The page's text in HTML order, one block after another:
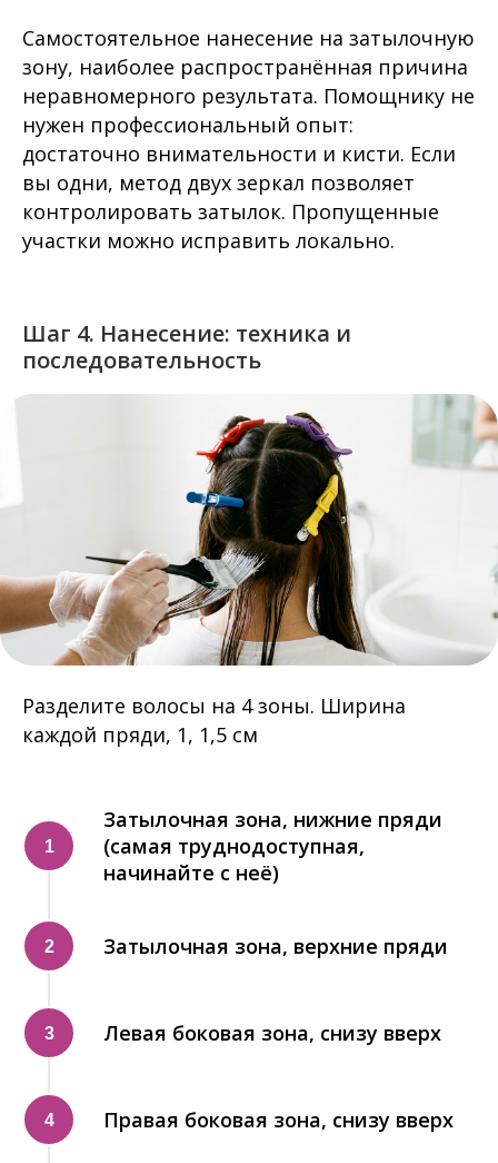
Самостоятельное нанесение на затылочную
зону, наиболее распространённая причина
неравномерного результата. Помощнику не
нужен профессиональный опыт:
достаточно внимательности и кисти. Если
вы одни, метод двух зеркал позволяет
контролировать затылок. Пропущенные
участки можно исправить локально.
Шаг 4. Нанесение: техника и
последовательность
Разделите волосы на 4 зоны. Ширина
каждой пряди, 1, 1,5 см
Затылочная зона, нижние пряди
(самая труднодоступная,
начинайте с неё)
Затылочная зона, верхние пряди
Левая боковая зона, снизу вверх
Правая боковая зона, снизу вверх